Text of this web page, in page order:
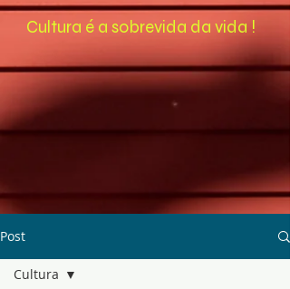
Cultura é a sobrevida da vida !
Post
Cultura